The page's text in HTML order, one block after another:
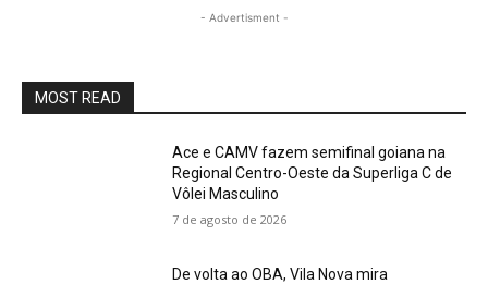
- Advertisment -
MOST READ
Ace e CAMV fazem semifinal goiana na
Regional Centro-Oeste da Superliga C de
Vôlei Masculino
7 de agosto de 2026
De volta ao OBA, Vila Nova mira